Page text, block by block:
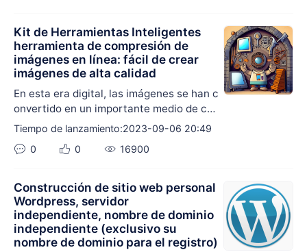
Kit de Herramientas Inteligentes
herramienta de compresión de
imágenes en línea: fácil de crear
imágenes de alta calidad
En esta era digital, las imágenes se han c
onvertido en un importante medio de co
municación y expresión para nosotros. Si
imagen suele convertirse en un problem
os. Afortunadamente, la aparición de la h
erramienta de compresión de imágenes
en línea Kit de Herramientas Inteligentes
nos permite resolver este problema fácil
mente. Esta asombrosa herramienta no s
Tiempo de lanzamiento:2023-09-06 20:49
0
0 16900
Construcción de sitio web personal
Wordpress, servidor
independiente, nombre de dominio
independiente (exclusivo su
nombre de dominio para el registro)